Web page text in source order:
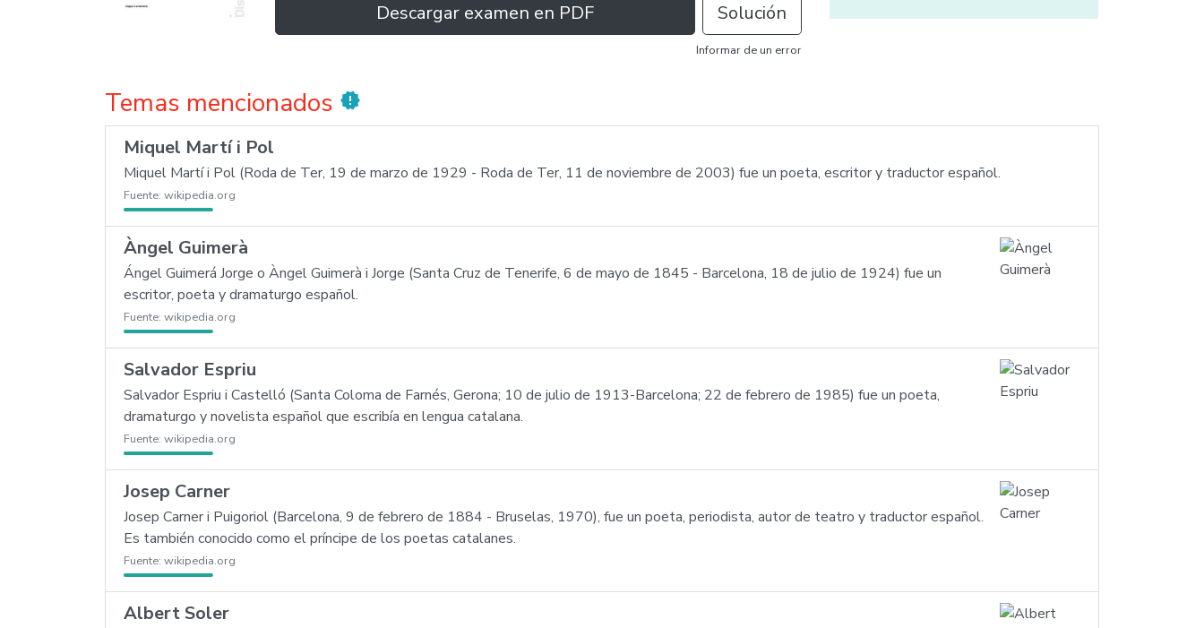
Descargar examen en PDF Solución
Informar de un error
Temas mencionados new_releases
Miquel Martí i Pol
Miquel Martí i Pol (Roda de Ter, 19 de marzo de 1929 - Roda de Ter, 11 de noviembre de 2003) fue un poeta, escritor y traductor español.
Fuente: wikipedia.org
Àngel Guimerà
Ángel Guimerá Jorge o Àngel Guimerà i Jorge (Santa Cruz de Tenerife, 6 de mayo de 1845 - Barcelona, 18 de julio de 1924) fue un
escritor, poeta y dramaturgo español.
Fuente: wikipedia.org
Salvador Espriu
Salvador Espriu i Castelló (Santa Coloma de Farnés, Gerona; 10 de julio de 1913-Barcelona; 22 de febrero de 1985) fue un poeta,
dramaturgo y novelista español que escribía en lengua catalana.
Fuente: wikipedia.org
Josep Carner
Josep Carner i Puigoriol (Barcelona, 9 de febrero de 1884 - Bruselas, 1970), fue un poeta, periodista, autor de teatro y traductor español.
Es también conocido como el príncipe de los poetas catalanes.
Fuente: wikipedia.org
Albert Soler